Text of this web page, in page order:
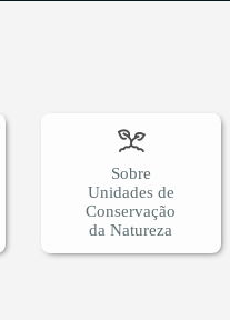
Sobre
Unidades de
Conservação
da Natureza